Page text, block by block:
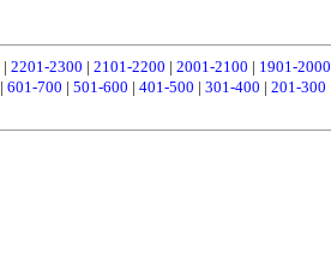
| 2201-2300 | 2101-2200 | 2001-2100 | 1901-2000
| 601-700 | 501-600 | 401-500 | 301-400 | 201-300